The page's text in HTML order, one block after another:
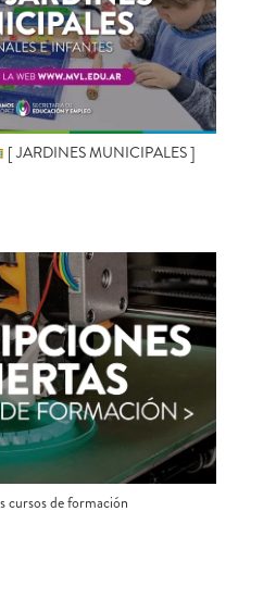
[ JARDINES MUNICIPALES ]
cursos de formación